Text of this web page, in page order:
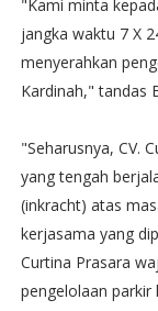
"Kami minta
jangka waktu 7 X
menyerahkan
Kardinah," tandas
"Seharusnya, CV.
yang tengah
(inkracht) atas
kerjasama yang
Curtina Prasara
pengelolaan parkir